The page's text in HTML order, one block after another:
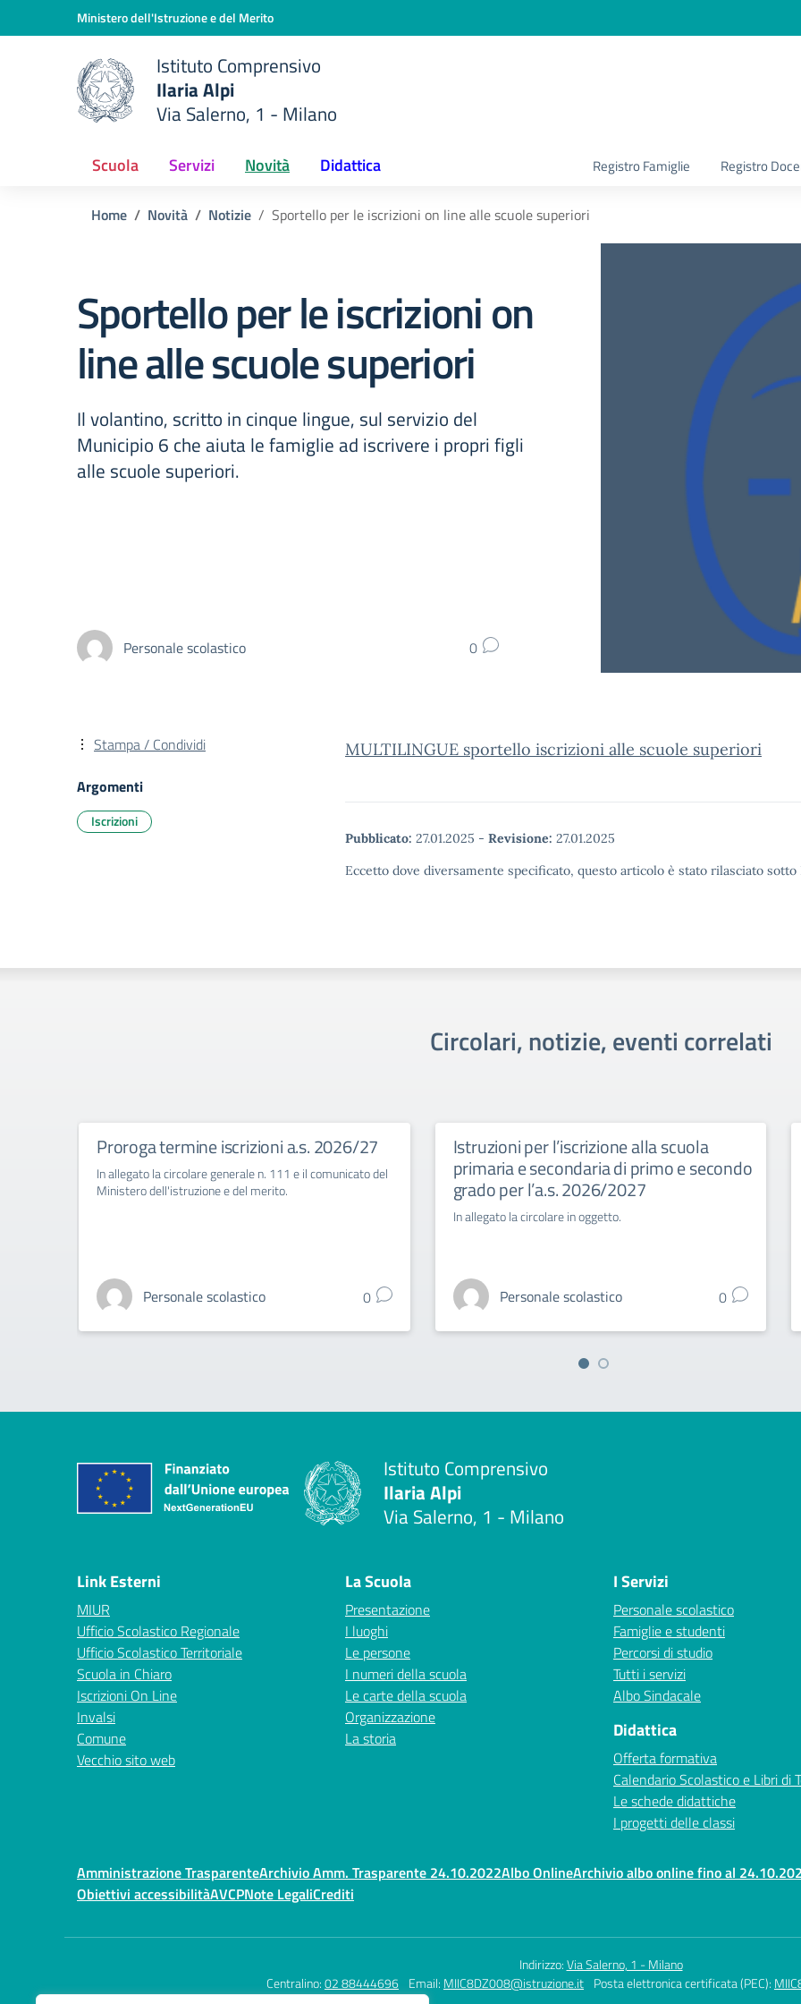
Vai ai contenuti
Vai al menu di navigazioneMinistero dell'Istruzione e del Merito
scuola
Istituto Comprensivo
Ilaria Alpi
Via Salerno, 1 - Milano
Scuola Servizi Novità Didattica Registro Famiglie Registro
Home Novità Notizie Sportello per le iscrizioni on line alle scuole superiori
Sportello per le iscrizioni on
line alle scuole superiori
Il volantino, scritto in cinque lingue, sul servizio del
Municipio 6 che aiuta le famiglie ad iscrivere i propri figli
alle scuole superiori.
Personale scolastico 0
MULTILINGUE sportello iscrizioni alle scuole superiori
Pubblicato: 27.01.2025 - Revisione: 27.01.2025
Eccetto dove diversamente specificato, questo articolo è stato rilasciato
Stampa / Condividi
Argomenti
Iscrizioni
Circolari, notizie, eventi correlati
Proroga termine iscrizioni a.s. 2026/27
In allegato la circolare generale n. 111 e il comunicato del
Ministero dell'istruzione e del merito.
Personale scolastico 0
Istruzioni per l’iscrizione alla scuola
primaria e secondaria di primo e secondo
grado per l’a.s. 2026/2027
In allegato la circolare in oggetto.
Personale scolastico 0
Istituto Comprensivo
Ilaria Alpi
Via Salerno, 1 - Milano
Link Esterni
MIUR
Ufficio Scolastico Regionale
Ufficio Scolastico Territoriale
Scuola in Chiaro
Iscrizioni On Line
Invalsi
Comune
Vecchio sito web
La Scuola
Presentazione
I luoghi
Le persone
I numeri della scuola
Le carte della scuola
Organizzazione
La storia
I Servizi
Personale scolastico
Famiglie e studenti
Percorsi di studio
Tutti i servizi
Albo Sindacale
Didattica
Offerta formativa
Calendario Scolastico e Libri di
Le schede didattiche
I progetti delle classi
Amministrazione TrasparenteArchivio Amm. Trasparente 24.10.2022Albo OnlineArchivio albo online fino al
Obiettivi accessibilitàAVCPNote LegaliCrediti
Indirizzo:Via Salerno, 1 - Milano
Centralino:02 88444696 Email: MIIC8DZ008@istruzione.it Posta elettronica certificata (PEC):